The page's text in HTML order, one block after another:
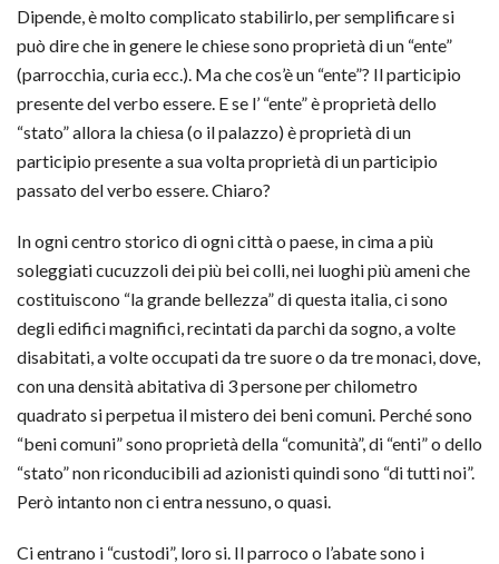
Dipende, è molto complicato stabilirlo, per semplificare si
può dire che in genere le chiese sono proprietà di un “ente”
(parrocchia, curia ecc.). Ma che cos’è un “ente”? Il participio
presente del verbo essere. E se l’ “ente” è proprietà dello
“stato” allora la chiesa (o il palazzo) è proprietà di un
participio presente a sua volta proprietà di un participio
passato del verbo essere. Chiaro?
In ogni centro storico di ogni città o paese, in cima a più
soleggiati cucuzzoli dei più bei colli, nei luoghi più ameni che
costituiscono “la grande bellezza” di questa italia, ci sono
degli edifici magnifici, recintati da parchi da sogno, a volte
disabitati, a volte occupati da tre suore o da tre monaci, dove,
con una densità abitativa di 3 persone per chilometro
quadrato si perpetua il mistero dei beni comuni. Perché sono
“beni comuni” sono proprietà della “comunità”, di “enti” o dello
“stato” non riconducibili ad azionisti quindi sono “di tutti noi”.
Però intanto non ci entra nessuno, o quasi.
Ci entrano i “custodi”, loro si. Il parroco o l’abate sono i